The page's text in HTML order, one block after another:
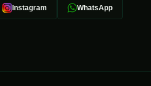
Instagram WhatsApp